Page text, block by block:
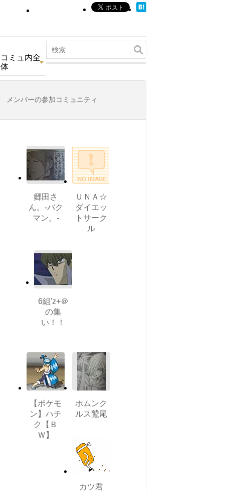
コミュ内全
体
メンバーの参加コミュニティ
郷田さ
ん。-バク
マン。-
ＵＮＡ☆
ダイエッ
トサーク
ル
6組'z+＠
の集
い！！
【ポケモ
ン】ハチ
ク【Ｂ
Ｗ】
ホムンク
ルス鷲尾
カツ君